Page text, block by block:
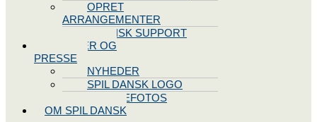
OPRET
ARRANGEMENTER
TEKNISK SUPPORT
NYHEDER OG
PRESSE
NYHEDER
SPIL DANSK LOGO
PRESSEFOTOS
OM SPIL DANSK